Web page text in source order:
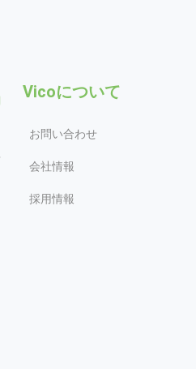
Vicoについて
お問い合わせ
会社情報
採用情報